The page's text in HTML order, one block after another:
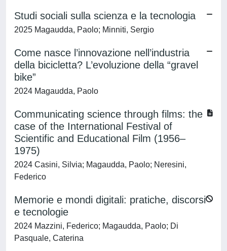
Studi sociali sulla scienza e la tecnologia
2025 Magaudda, Paolo; Minniti, Sergio
Come nasce l’innovazione nell’industria
della bicicletta? L’evoluzione della “gravel
bike”
2024 Magaudda, Paolo
Communicating science through films: the
case of the International Festival of
Scientific and Educational Film (1956–
1975)
2024 Casini, Silvia; Magaudda, Paolo; Neresini,
Federico
Memorie e mondi digitali: pratiche, discorsi
e tecnologie
2024 Mazzini, Federico; Magaudda, Paolo; Di
Pasquale, Caterina